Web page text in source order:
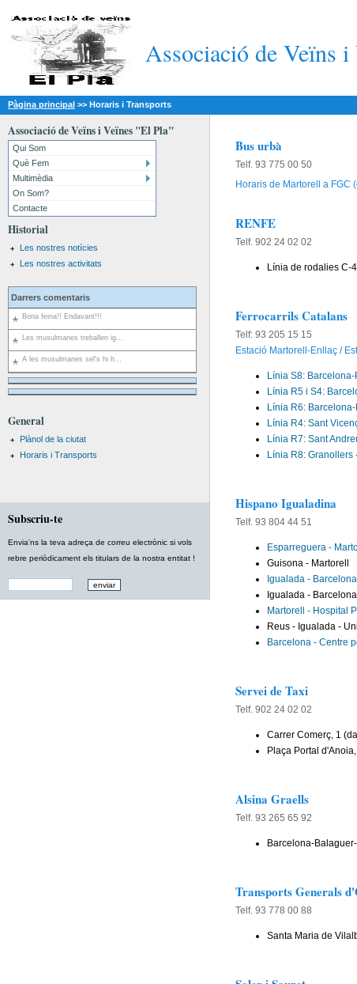
Associació de Veïns
Pàgina principal >> Horaris i Transports
Associació de Veïns i Veïnes "El Pla"
Qui Som
Què Fem
Multimèdia
On Som?
Contacte
Historial
Les nostres notícies
Les nostres activitats
Darrers comentaris
Bona feina!! Endavant!!!
Les musulmanes treballen ig...
A les musulmanes sel's hi h...
General
Plànol de la ciutat
Horaris i Transports
Subscriu-te
Envia'ns la teva adreça de correu electrònic si vols
rebre periòdicament els titulars de la nostra entitat !
Bus urbà
Telf. 93 775 00 50
Horaris de Martorell a FGC
RENFE
Telf. 902 24 02 02
Línia de rodalies C-
Ferrocarrils Catalans
Telf: 93 205 15 15
Estació Martorell-Enllaç /
Línia S8:
Línia R5 i S4:
Línia R6:
Línia R4: Sant
Línia R7: Sant
Línia R8: Granollers
Hispano Igualadina
Telf. 93 804 44 51
Esparreguera -
Guisona - Martorell
Igualada -
Igualada -
Martorell - Hospital
Reus - Igualada -
Barcelona - Centre
Servei de Taxi
Telf. 902 24 02 02
Carrer Comerç, 1
Plaça Portal
Alsina Graells
Telf. 93 265 65 92
Barcelona-
Transports Generals
Telf. 93 778 00 88
Santa Maria de